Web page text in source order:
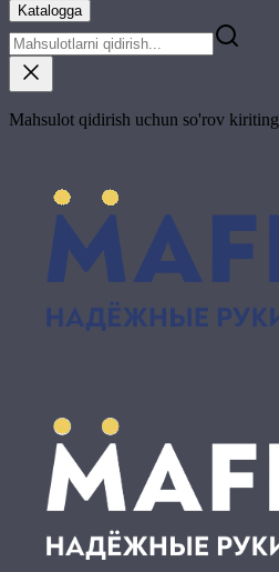
Katalogga
Mahsulot qidirish uchun so'rov kiriting